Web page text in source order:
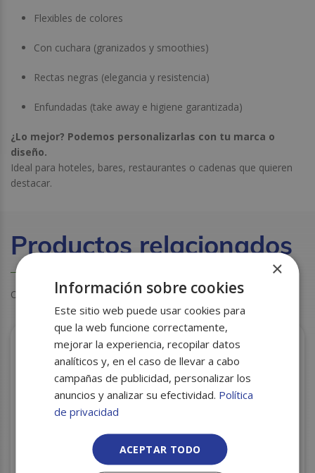
Flexibles de colores
Con cuchara (granizados y smoothies)
Rectas negras (elegancia y resistencia)
Enfundadas (take away e higiene garantizada)
¿Lo mejor? Podemos personalizarlas con tu marca o
diseño.
Ideal para hoteles, bares, restaurantes o cadenas que quieren
destacar.
Productos relacionados
Otros clientes también miraron estos productos
×
Información sobre cookies
Este sitio web puede usar cookies para
que la web funcione correctamente,
mejorar la experiencia, recopilar datos
analíticos y, en el caso de llevar a cabo
campañas de publicidad, personalizar los
anuncios y analizar su efectividad. Política
de privacidad
ACEPTAR TODO